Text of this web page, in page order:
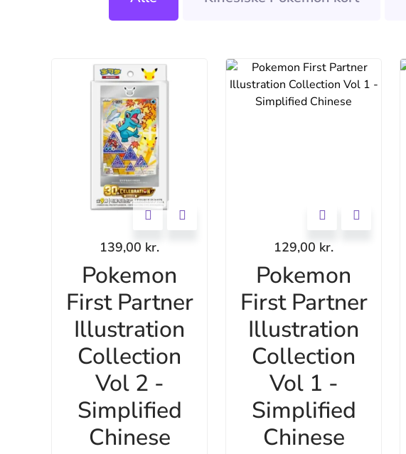
139,00 kr.
Pokemon
First Partner
Illustration
Collection
Vol 2 -
Simplified
Chinese
129,00 kr.
Pokemon
First Partner
Illustration
Collection
Vol 1 -
Simplified
Chinese